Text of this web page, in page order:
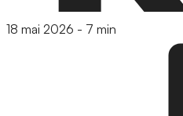
18 mai 2026 - 7 min